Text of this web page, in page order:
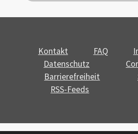
Kontakt FAQ
Datenschutz
Barrierefreiheit
RSS-Feeds